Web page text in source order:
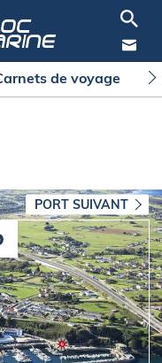
de voyage
PORT SUIVANT